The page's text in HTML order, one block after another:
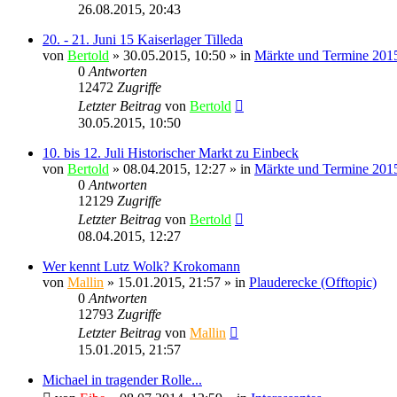
26.08.2015, 20:43
20. - 21. Juni 15 Kaiserlager Tilleda
von Bertold » 30.05.2015, 10:50 » in Märkte und Termine
0 Antworten
12472 Zugriffe
Letzter Beitrag von Bertold
30.05.2015, 10:50
10. bis 12. Juli Historischer Markt zu Einbeck
von Bertold » 08.04.2015, 12:27 » in Märkte und Termine
0 Antworten
12129 Zugriffe
Letzter Beitrag von Bertold
08.04.2015, 12:27
Wer kennt Lutz Wolk? Krokomann
von Mallin » 15.01.2015, 21:57 » in Plauderecke (Offtopic)
0 Antworten
12793 Zugriffe
Letzter Beitrag von Mallin
15.01.2015, 21:57
Michael in tragender Rolle...